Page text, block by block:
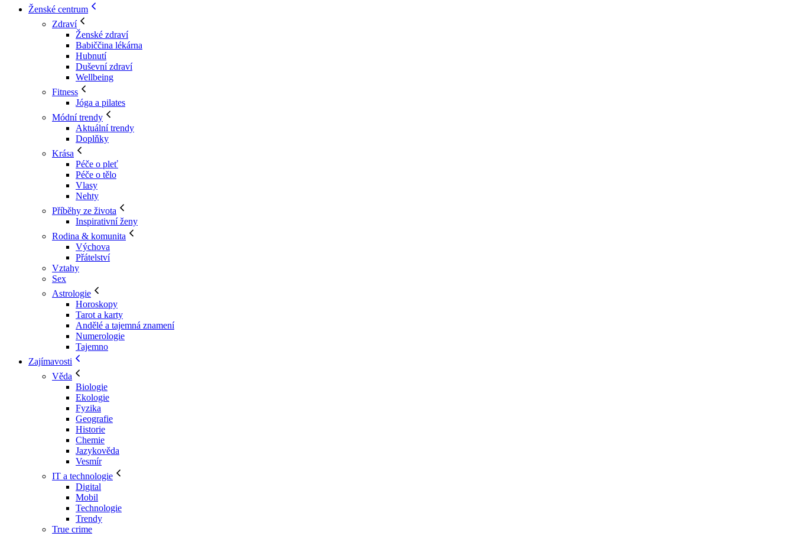
Ženské centrum
Zdraví
Ženské zdraví
Babiččina lékárna
Hubnutí
Duševní zdraví
Wellbeing
Fitness
Jóga a pilates
Módní trendy
Aktuální trendy
Doplňky
Krása
Péče o pleť
Péče o tělo
Vlasy
Nehty
Příběhy ze života
Inspirativní ženy
Rodina & komunita
Výchova
Přátelství
Vztahy
Sex
Astrologie
Horoskopy
Tarot a karty
Andělé a tajemná znamení
Numerologie
Tajemno
Zajímavosti
Věda
Biologie
Ekologie
Fyzika
Geografie
Historie
Chemie
Jazykověda
Vesmír
IT a technologie
Digital
Mobil
Technologie
Trendy
True crime